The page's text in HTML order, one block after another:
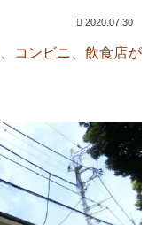
2020.07.30
コンビニ、飲食店が